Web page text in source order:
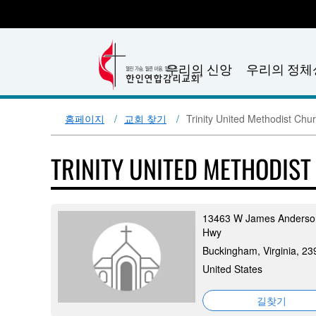
우리의 신앙 우리의 정체
홈페이지 교회 찾기 Trinity United Methodist
TRINITY UNITED
13463 W James
Hwy
Buckingham, Virginia,
United States
길찾기